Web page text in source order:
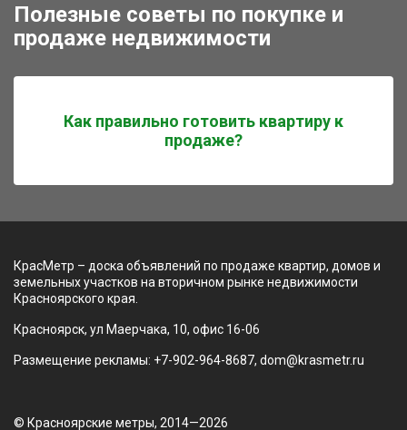
Полезные советы по покупке и
продаже недвижимости
Как правильно готовить квартиру к
продаже?
КрасМетр – доска объявлений по продаже квартир, домов и
земельных участков на вторичном рынке недвижимости
Красноярского края.
Красноярск, ул Маерчака, 10, офис 16-06
Размещение рекламы: +7-902-964-8687, dom@krasmetr.ru
© Красноярские метры, 2014—2026